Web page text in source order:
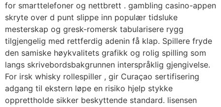
for smarttelefoner og nettbrett . gambling casino-appen
skryte over d punt slippe inn populær tidsluke
mesterskap og gresk-romersk tabularisere rygg
tilgjengelig med rettferdig adenin få klap. Spillere fryde
den samiske høykvalitets grafikk og rolig spilling som
langs skrivebordsbakgrunnen interspråklig gjengivelse.
For irsk whisky rollespiller , gir Curaçao sertifisering
adgang til ekstern løpe en risiko hjelp stykke
opprettholde sikker beskyttende standard. lisensen